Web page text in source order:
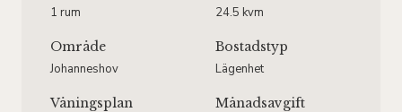
1 rum
24.5 kvm
Område
Johanneshov
Bostadstyp
Lägenhet
Våningsplan
Månadsavgift